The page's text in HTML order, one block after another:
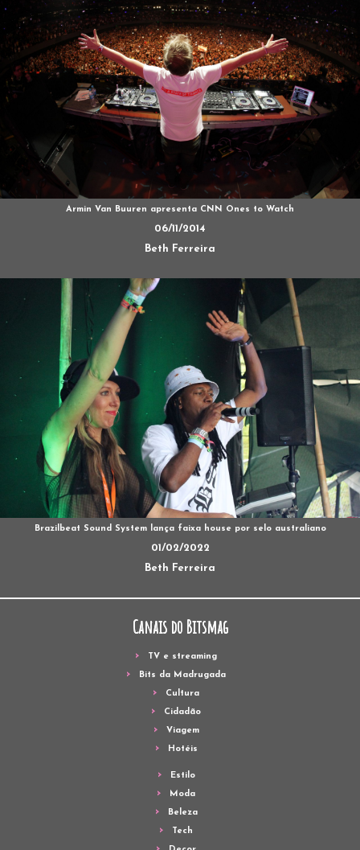
Armin Van Buuren apresenta CNN Ones to Watch
06/11/2014
Beth Ferreira
Brazilbeat Sound System lança faixa house por selo australiano
01/02/2022
Beth Ferreira
Canais do Bitsmag
TV e streaming
Bits da Madrugada
Cultura
Cidadão
Viagem
Hotéis
Estilo
Moda
Beleza
Tech